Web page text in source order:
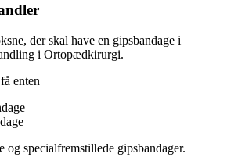
der skal have en gipsbandage i
i Ortopædkirurgi.
enten
specialfremstillede gipsbandager.